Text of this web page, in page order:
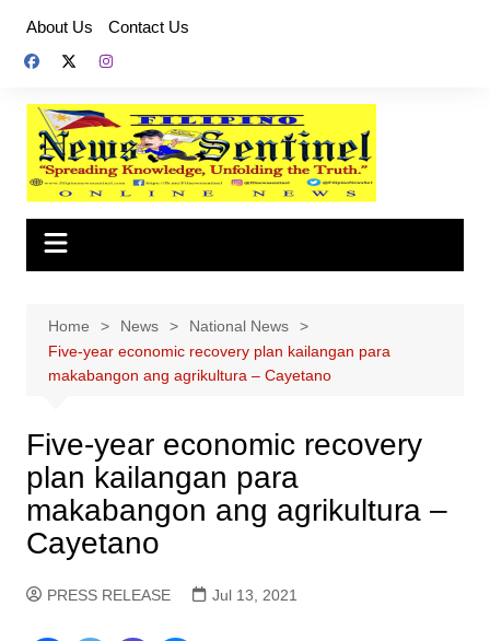
content
About Us Contact Us
Home News
National News
Five-year economic recovery plan kailangan para
makabangon ang agrikultura – Cayetano
Five-year economic recovery
plan kailangan para
makabangon ang agrikultura –
Cayetano
PRESS RELEASE Jul 13, 2021